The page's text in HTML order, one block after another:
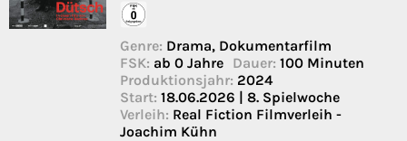
Genre: Drama, Dokumentarfilm
FSK: ab 0 Jahre Dauer: 100 Minuten
Produktionsjahr: 2024
Start: 18.06.2026 | 8. Spielwoche
Verleih: Real Fiction Filmverleih -
Joachim Kühn